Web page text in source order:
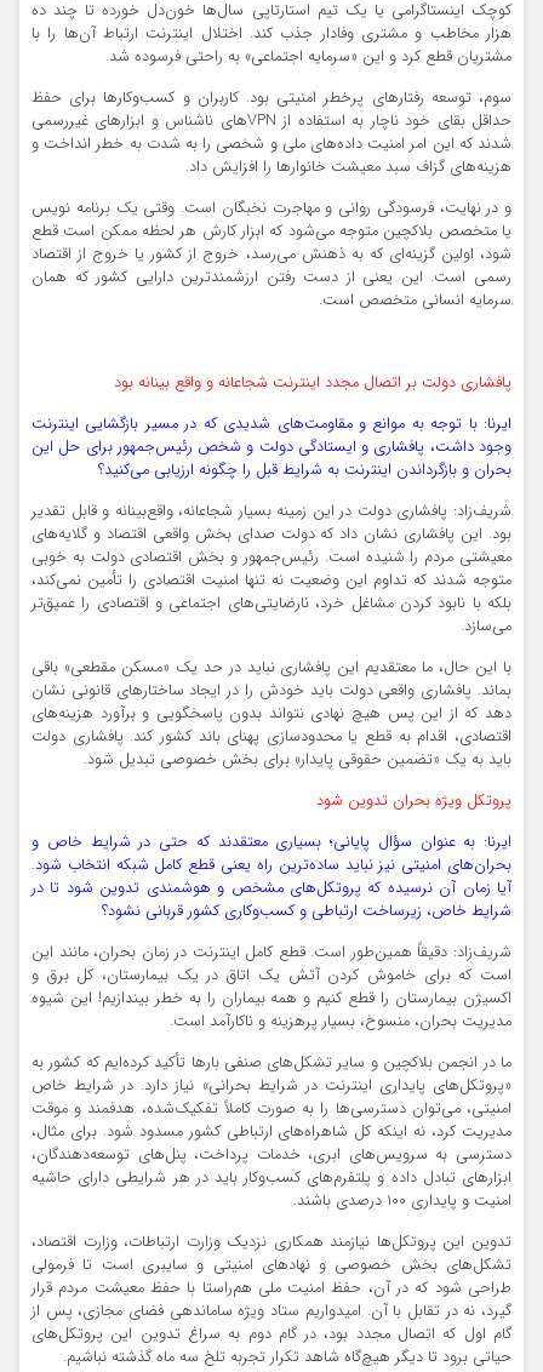
کوچک اینستاگرامی یا یک تیم استارتاپی سال‌ها خون‌دل خورده تا چند ده
هزار مخاطب و مشتری وفادار جذب کند. اختلال اینترنت ارتباط آن‌ها را با
مشتریان قطع کرد و این «سرمایه اجتماعی» به راحتی فرسوده شد.
سوم، توسعه رفتارهای پرخطر امنیتی بود. کاربران و کسب‌وکارها برای حفظ
حداقل بقای خود ناچار به استفاده از VPNهای ناشناس و ابزارهای غیررسمی
شدند که این امر امنیت داده‌های ملی و شخصی را به شدت به خطر انداخت و
هزینه‌های گزاف سبد معیشت خانوارها را افزایش داد.
و در نهایت، فرسودگی روانی و مهاجرت نخبگان است. وقتی یک برنامه نویس
یا متخصص بلاکچین متوجه می‌شود که ابزار کارش هر لحظه ممکن است قطع
شود، اولین گزینه‌ای که به ذهنش می‌رسد، خروج از کشور یا خروج از اقتصاد
رسمی است. این یعنی از دست رفتن ارزشمندترین دارایی کشور که همان
سرمایه انسانی متخصص است.
پافشاری دولت بر اتصال مجدد اینترنت شجاعانه و واقع بینانه بود
ایرنا: با توجه به موانع و مقاومت‌های شدیدی که در مسیر بازگشایی اینترنت
وجود داشت، پافشاری و ایستادگی دولت و شخص رئیس‌جمهور برای حل این
بحران و بازگرداندن اینترنت به شرایط قبل را چگونه ارزیابی می‌کنید؟
شریف‌زاد: پافشاری دولت در این زمینه بسیار شجاعانه، واقع‌بینانه و قابل تقدیر
بود. این پافشاری نشان داد که دولت صدای بخش واقعی اقتصاد و گلایه‌های
معیشتی مردم را شنیده است. رئیس‌جمهور و بخش اقتصادی دولت به خوبی
متوجه شدند که تداوم این وضعیت نه تنها امنیت اقتصادی را تأمین نمی‌کند،
بلکه با نابود کردن مشاغل خرد، نارضایتی‌های اجتماعی و اقتصادی را عمیق‌تر
می‌سازد.
با این حال، ما معتقدیم این پافشاری نباید در حد یک «مسکن مقطعی» باقی
بماند. پافشاری واقعی دولت باید خودش را در ایجاد ساختارهای قانونی نشان
دهد که از این پس هیچ نهادی نتواند بدون پاسخگویی و برآورد هزینه‌های
اقتصادی، اقدام به قطع یا محدودسازی پهنای باند کشور کند. پافشاری دولت
باید به یک «تضمین حقوقی پایدار» برای بخش خصوصی تبدیل شود.
پروتکل ویژه بحران تدوین شود
ایرنا: به عنوان سؤال پایانی؛ بسیاری معتقدند که حتی در شرایط خاص و
بحران‌های امنیتی نیز نباید ساده‌ترین راه یعنی قطع کامل شبکه انتخاب شود.
آیا زمان آن نرسیده که پروتکل‌های مشخص و هوشمندی تدوین شود تا در
شرایط خاص، زیرساخت ارتباطی و کسب‌وکاری کشور قربانی نشود؟
شریف‌زاد: دقیقاً همین‌طور است. قطع کامل اینترنت در زمان بحران، مانند این
است که برای خاموش کردن آتش یک اتاق در یک بیمارستان، کل برق و
اکسیژن بیمارستان را قطع کنیم و همه بیماران را به خطر بیندازیم! این شیوه
مدیریت بحران، منسوخ، بسیار پرهزینه و ناکارآمد است.
ما در انجمن بلاکچین و سایر تشکل‌های صنفی بارها تأکید کرده‌ایم که کشور به
«پروتکل‌های پایداری اینترنت در شرایط بحرانی» نیاز دارد. در شرایط خاص
امنیتی، می‌توان دسترسی‌ها را به صورت کاملاً تفکیک‌شده، هدفمند و موقت
مدیریت کرد، نه اینکه کل شاهراه‌های ارتباطی کشور مسدود شود. برای مثال،
دسترسی به سرویس‌های ابری، خدمات پرداخت، پنل‌های توسعه‌دهندگان،
ابزارهای تبادل داده و پلتفرم‌های کسب‌وکار باید در هر شرایطی دارای حاشیه
امنیت و پایداری ۱۰۰ درصدی باشند.
تدوین این پروتکل‌ها نیازمند همکاری نزدیک وزارت ارتباطات، وزارت اقتصاد،
تشکل‌های بخش خصوصی و نهادهای امنیتی و سایبری است تا فرمولی
طراحی شود که در آن، حفظ امنیت ملی هم‌راستا با حفظ معیشت مردم قرار
گیرد، نه در تقابل با آن. امیدواریم ستاد ویژه ساماندهی فضای مجازی، پس از
گام اول که اتصال مجدد بود، در گام دوم به سراغ تدوین این پروتکل‌های
حیاتی برود تا دیگر هیچ‌گاه شاهد تکرار تجربه تلخ سه ماه گذشته نباشیم.